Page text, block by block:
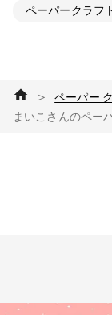
ペーパークラフ
＞ ペーパー
まいこさんのペー